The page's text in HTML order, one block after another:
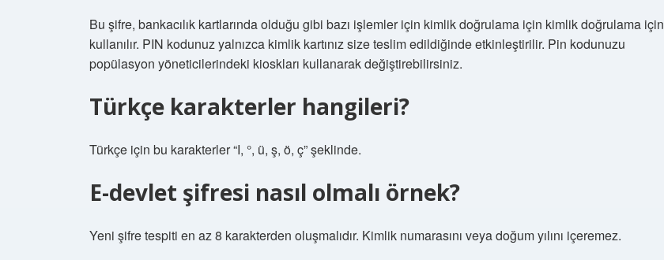
Bu şifre, bankacılık kartlarında olduğu gibi bazı işlemler için kimlik doğrulama için kimlik doğrulama için
kullanılır. PIN kodunuz yalnızca kimlik kartınız size teslim edildiğinde etkinleştirilir. Pin kodunuzu
popülasyon yöneticilerindeki kioskları kullanarak değiştirebilirsiniz.
Türkçe karakterler hangileri?
Türkçe için bu karakterler “I, °, ü, ş, ö, ç” şeklinde.
E-devlet şifresi nasıl olmalı örnek?
Yeni şifre tespiti en az 8 karakterden oluşmalıdır. Kimlik numarasını veya doğum yılını içeremez.